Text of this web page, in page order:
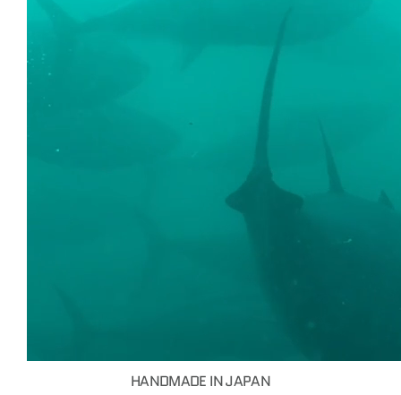
HANDMADE IN JAPAN